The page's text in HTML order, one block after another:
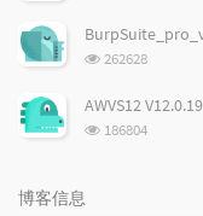
次
数:
浏
次
262628
AWVS12
浏
186804
博客信息